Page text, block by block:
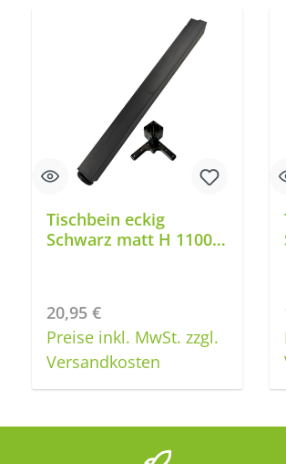
Produktgalerie überspringen
Tischbein eckig
Schwarz matt H 1100
Regulärer Preis:
20,95 €
Preise inkl. MwSt. zzgl.
Versandkosten
Produkt Anzahl: Gib den